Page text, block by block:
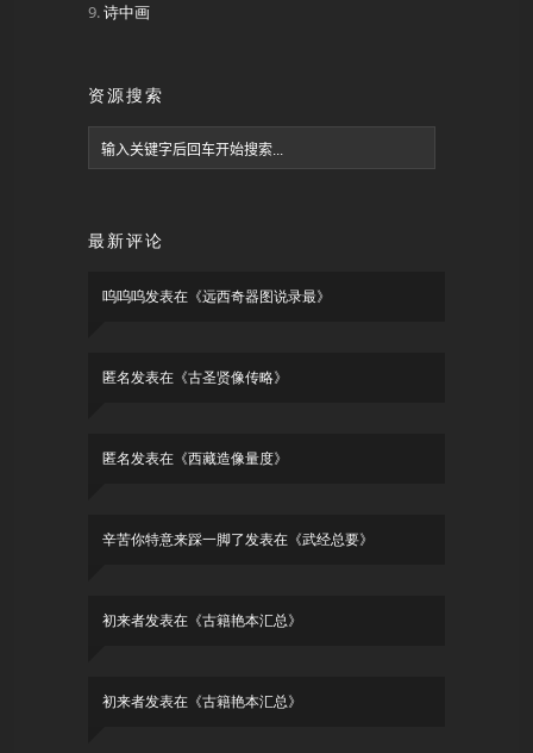
诗中画
资源搜索
最新评论
呜呜呜发表在《远西奇器图说录最》
匿名发表在《古圣贤像传略》
匿名发表在《西藏造像量度》
辛苦你特意来踩一脚了发表在《武经总要》
初来者发表在《古籍艳本汇总》
初来者发表在《古籍艳本汇总》